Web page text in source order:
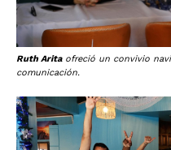
Ruth Aritaofreció un convivio
comunicación.